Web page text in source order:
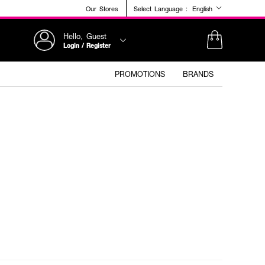
Our Stores Select Language : English
Hello, Guest
Login / Register
PROMOTIONS BRANDS